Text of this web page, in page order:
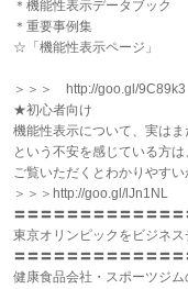
＊機能性表示データブック
＊重要事例集
☆「機能性表示ページ」
＞＞＞ http://goo.gl/9C89k3
★初心者向け
機能性表示について、実はま
という不安を感じている方
ご覧いただくとわかりやす
＞＞＞http://goo.gl/lJn1NL
〓〓〓〓〓〓〓〓〓〓〓〓
東京オリンピックをビジネス
〓〓〓〓〓〓〓〓〓〓〓〓
健康食品会社・スポーツジ